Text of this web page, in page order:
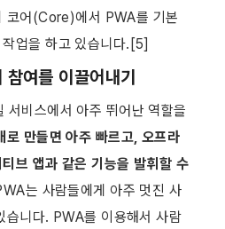
코어(Core)에서 PWA를 기본
업을 하고 있습니다.[5]
여를 이끌어내기
서비스에서 아주 뛰어난 역할을
로 만들면 아주 빠르고, 오프라
브 앱과 같은 기능을 발휘할 수
는 사람들에게 아주 멋진 사
습니다. PWA를 이용해서 사람